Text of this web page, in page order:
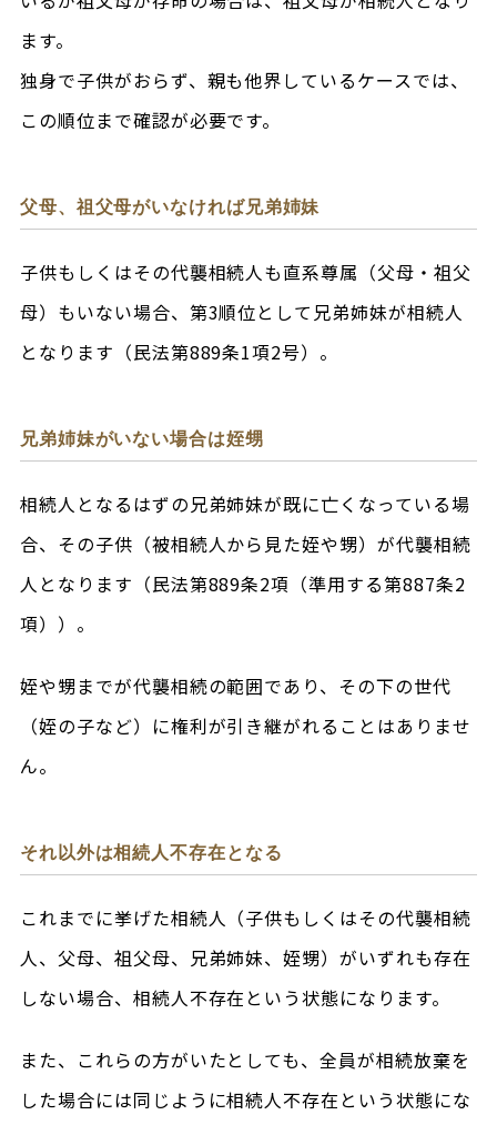
ます。
独身で子供がおらず、親も他界しているケースでは、
この順位まで確認が必要です。
父母、祖父母がいなければ兄弟姉妹
子供もしくはその代襲相続人も直系尊属（父母・祖父
母）もいない場合、第3順位として兄弟姉妹が相続人
となります（民法第889条1項2号）。
兄弟姉妹がいない場合は姪甥
相続人となるはずの兄弟姉妹が既に亡くなっている場
合、その子供（被相続人から見た姪や甥）が代襲相続
人となります（民法第889条2項（準用する第887条2
項））。
姪や甥までが代襲相続の範囲であり、その下の世代
（姪の子など）に権利が引き継がれることはありませ
ん。
それ以外は相続人不存在となる
これまでに挙げた相続人（子供もしくはその代襲相続
人、父母、祖父母、兄弟姉妹、姪甥）がいずれも存在
しない場合、相続人不存在という状態になります。
また、これらの方がいたとしても、全員が相続放棄を
した場合には同じように相続人不存在という状態にな